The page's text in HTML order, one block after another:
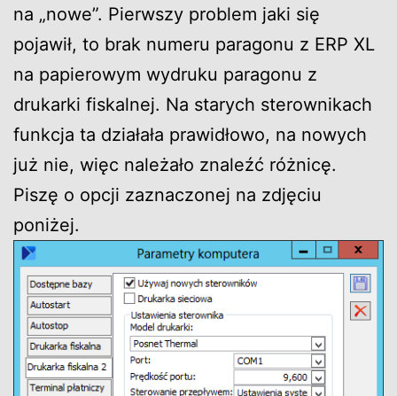
na „nowe”. Pierwszy problem jaki się
pojawił, to brak numeru paragonu z ERP XL
na papierowym wydruku paragonu z
drukarki fiskalnej. Na starych sterownikach
funkcja ta działała prawidłowo, na nowych
już nie, więc należało znaleźć różnicę.
Piszę o opcji zaznaczonej na zdjęciu
poniżej.